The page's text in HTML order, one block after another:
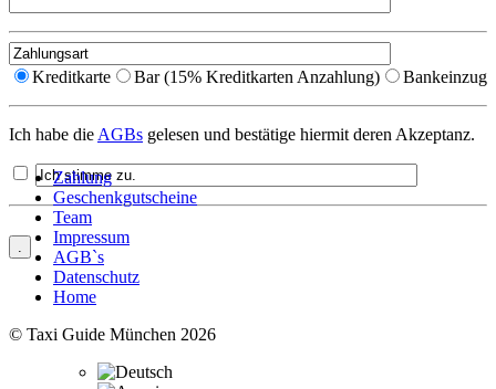
Kreditkarte Bar (15% Kreditkarten Anzahlung) Bankeinzug
Ich habe dieAGBs gelesen und bestätige hiermit deren Akzeptanz.
Zahlung
Geschenkgutscheine
Team
Impressum
AGB`s
Datenschutz
Home
© Taxi Guide München 2026